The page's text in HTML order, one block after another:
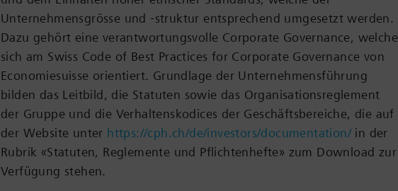
Unternehmensgrösse und -struktur entsprechend umgesetzt werden.
Dazu gehört eine verantwortungsvolle Corporate Governance, welche
sich am Swiss Code of Best Practices for Corporate Governance von
Economiesuisse orientiert. Grundlage der Unternehmensführung
bilden das Leitbild, die Statuten sowie das Organisationsreglement
der Gruppe und die Verhaltenskodices der Geschäftsbereiche, die auf
der Website unter https://cph.ch/de/investors/documentation/in der
Rubrik «Statuten, Reglemente und Pflichtenhefte» zum Download zur
Verfügung stehen.